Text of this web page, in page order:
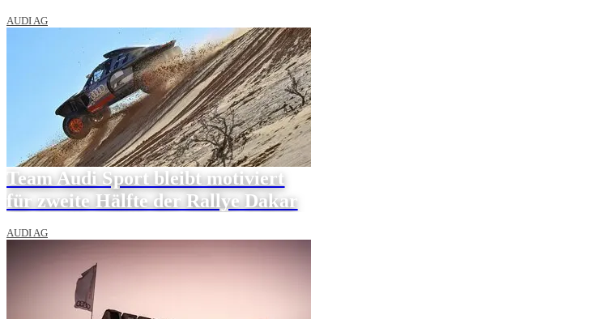
AUDI AG
Team Audi Sport bleibt motiviert
für zweite Hälfte der Rallye Dakar
AUDI AG